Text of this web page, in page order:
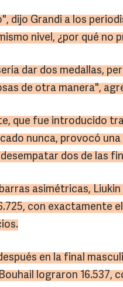
dijo Grandi a los
nivel, ¿por qué no
dar dos medallas,
de otra manera",
que fue introducido
nunca, provocó
dos de las
asimétricas,
con exactamente
en la final
lograron 16.537,